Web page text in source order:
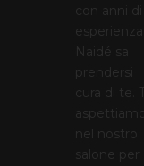
con anni di
esperienza,
Naidé sa
prendersi
cura di te. Ti
aspettiamo
nel nostro
salone per